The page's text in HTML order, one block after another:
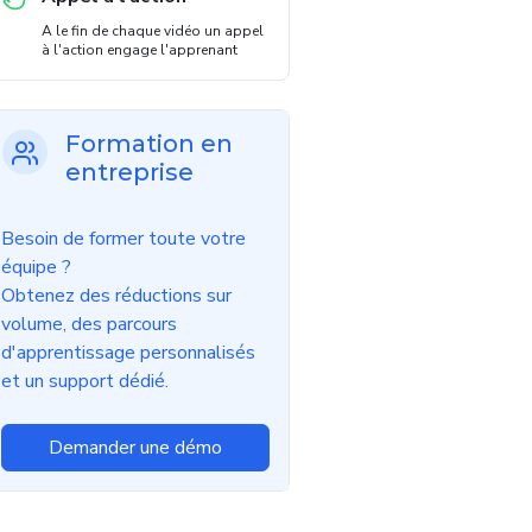
A le fin de chaque vidéo un appel
à l'action engage l'apprenant
Formation en
entreprise
Besoin de former toute votre
équipe ?
Obtenez des réductions sur
volume, des parcours
d'apprentissage personnalisés
et un support dédié.
Demander une démo